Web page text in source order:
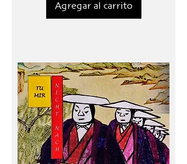
Agregar al carrito